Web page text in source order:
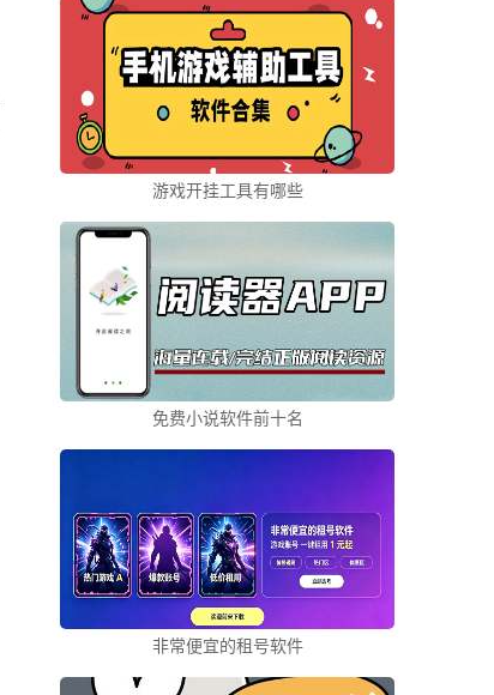
游戏开挂工具有哪些
免费小说软件前十名
非常便宜的租号软件